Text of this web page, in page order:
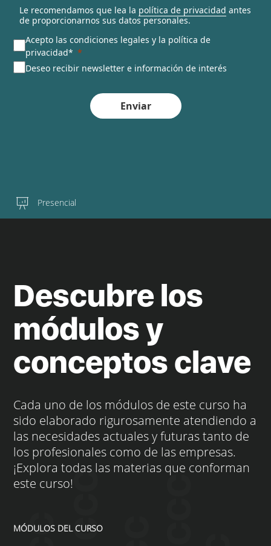
Le recomendamos que lea la política de privacidad antes
de proporcionarnos sus datos personales.
Acepto las condiciones legales y la política de
privacidad*
Deseo recibir newsletter e información de interés
Enviar
Presencial
Descubre los
módulos y
conceptos clave
Cada uno de los módulos de este curso ha
sido elaborado rigurosamente atendiendo a
las necesidades actuales y futuras tanto de
los profesionales como de las empresas.
¡Explora todas las materias que conforman
este curso!
MÓDULOS DEL CURSO